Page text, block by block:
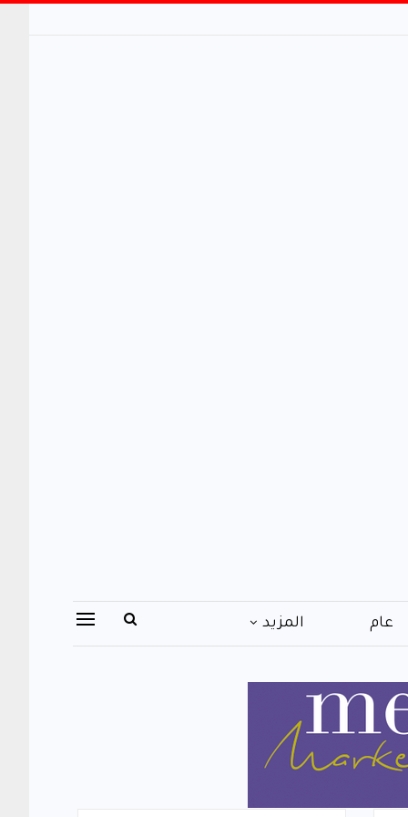
عام المزيد